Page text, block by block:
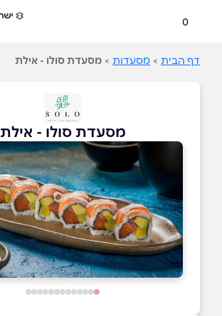
0
דף הבית > מסעדות > מסעדת סולו - אילת
מסעדת סולו - אילת